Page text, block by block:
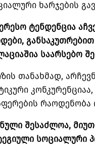
ხარჯების
ტენდენცია
საარსებო
თანახმად,
რაოდენობა
შესაძლოა,
სოციალური